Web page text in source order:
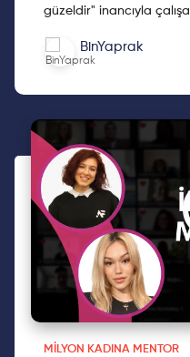
güzeldir" inancıyla
Cumhuriyetimizin 2.
hediye etmek için
BinYaprak
MILYON KADINA MENTOR